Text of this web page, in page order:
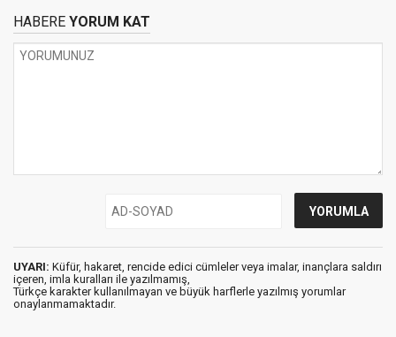
HABERE YORUM KAT
UYARI: Küfür, hakaret, rencide edici cümleler veya imalar, inançlara saldırı
içeren, imla kuralları ile yazılmamış,
Türkçe karakter kullanılmayan ve büyük harflerle yazılmış yorumlar
onaylanmamaktadır.